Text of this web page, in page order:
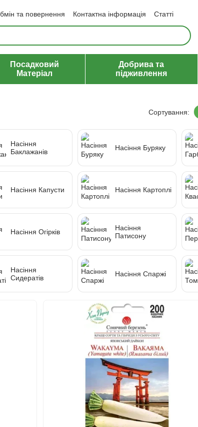
та повернення Контактна інформація
Статті
Політика конфіденційності Договір публічної оферти
Посадковий
Матеріал
Добрива та
підживлення
Сортування:
Насіння
Баклажанів
Насіння Буряку
Насіння Капусти Насіння Картоплі
Насіння Огірків
Насіння
Патисону
Насіння
Сидератів
Насіння Спаржі